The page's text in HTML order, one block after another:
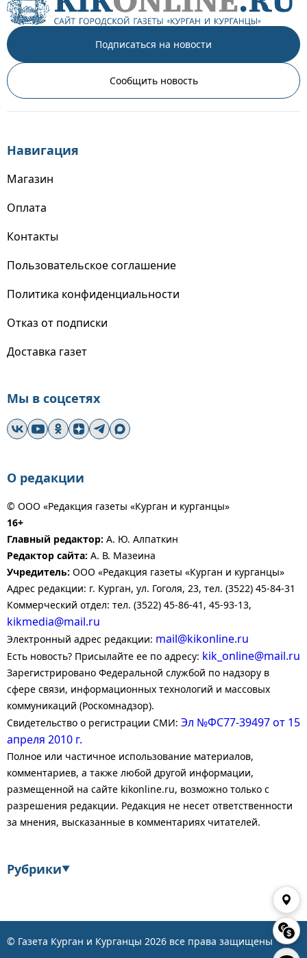
Подписаться на новости
Сообщить новость
Навигация
Магазин
Оплата
Контакты
Пользовательское соглашение
Политика конфиденциальности
Отказ от подписки
Доставка газет
Мы в соцсетях
О редакции
© ООО «Редакция газеты «Курган и курганцы»
16+
Главный редактор: А. Ю. Алпаткин
Редактор сайта: А. В. Мазеина
Учредитель: ООО «Редакция газеты «Курган и курганцы»
Адрес редакции: г. Курган, ул. Гоголя, 23, тел. (3522) 45-84-31
Коммерческий отдел: тел. (3522) 45-86-41, 45-93-13,
kikmedia@mail.ru
Электронный адрес редакции: mail@kikonline.ru
Есть новость? Присылайте ее по адресу: kik_online@mail.ru
Зарегистрировано Федеральной службой по надзору в
сфере связи, информационных технологий и массовых
коммуникаций (Роскомнадзор).
Свидетельство о регистрации СМИ: Эл №ФС77-39497 от 15
апреля 2010 г.
Полное или частичное использование материалов,
комментариев, а также любой другой информации,
размещенной на сайте kikonline.ru, возможно только с
разрешения редакции. Редакция не несет ответственности
за мнения, высказанные в комментариях читателей.
Рубрики▼
© Газета Курган и Курганцы 2026 все права защищены